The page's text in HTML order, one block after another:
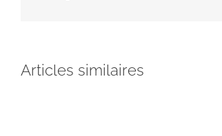
Articles similaires